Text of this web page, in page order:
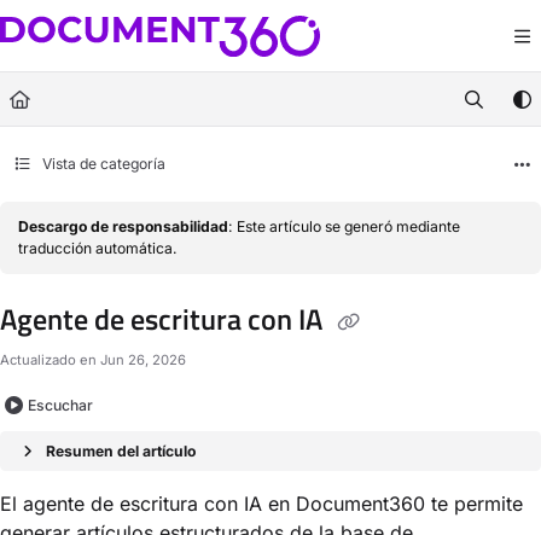
Documentation Index
Fetch the complete documentation index at:https://docs.document360.com/
Use this file to discover all available pages before exploring further.
Vista de categoría
Descargo de responsabilidad: Este artículo se generó mediante
traducción automática.
Agente de escritura con IA
Actualizado en Jun 26, 2026
Escuchar
Resumen del artículo
El agente de escritura con IA en Document360 te permite